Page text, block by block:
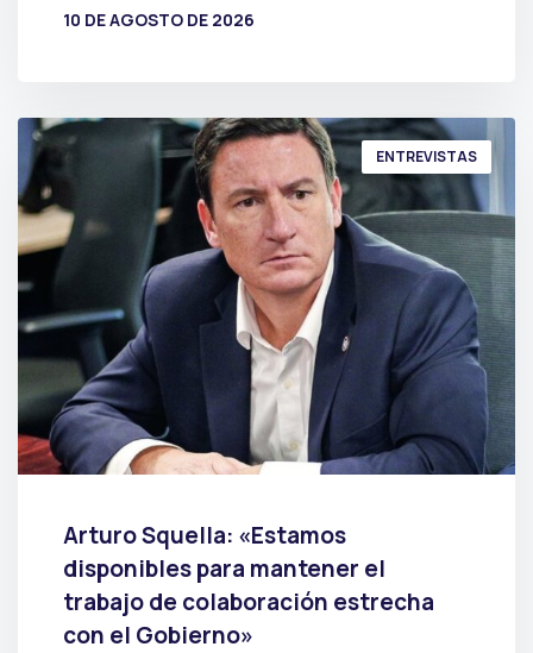
10 DE AGOSTO DE 2026
ENTREVISTAS
Arturo Squella: «Estamos
disponibles para mantener el
trabajo de colaboración estrecha
con el Gobierno»